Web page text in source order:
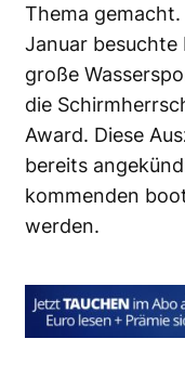
Thema
Januar
große
die
Award. Diese
bereits
kommenden
werden.